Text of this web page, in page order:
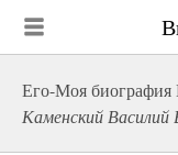
Его-Моя биография
Каменский Василий